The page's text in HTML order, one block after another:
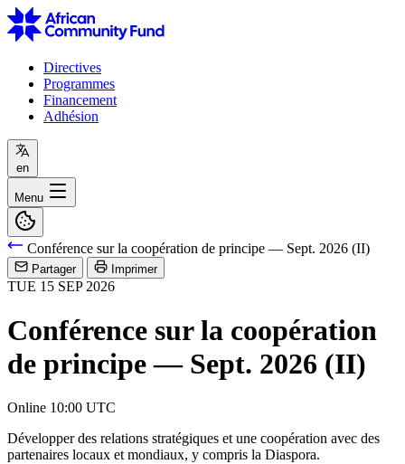
Directives
Programmes
Financement
Adhésion
en
Menu
Conférence sur la coopération de principe — Sept. 2026 (II)
Partager Imprimer
TUE 15 SEP 2026
Conférence sur la coopération
de principe — Sept. 2026 (II)
Online 10:00 UTC
Développer des relations stratégiques et une coopération avec des
partenaires locaux et mondiaux, y compris la Diaspora.